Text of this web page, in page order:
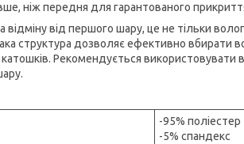
ніж передня для гарантованого
відміну від першого шару, це не тільки
структура дозволяє ефективно вбирати
Рекомендується використовувати
-95% поліестер
-5% спандекс